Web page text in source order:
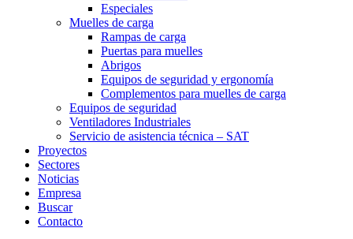
Especiales
Muelles de carga
Rampas de carga
Puertas para muelles
Abrigos
Equipos de seguridad y ergonomía
Complementos para muelles de carga
Equipos de seguridad
Ventiladores Industriales
Servicio de asistencia técnica – SAT
Proyectos
Sectores
Noticias
Empresa
Buscar
Contacto